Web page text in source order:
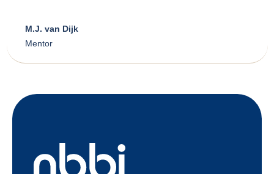
M.J. van Dijk
Mentor